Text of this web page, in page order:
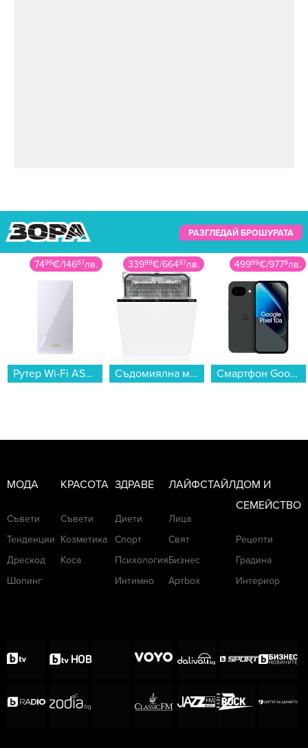
РАЗГЛЕДАЙ БРОШУРАТА
33999€/66497лв.
Съдомиялна машина за вграждане Gorenje GV643D90 , 16 комплекта, 600 Ш, мм, D...
49999€/9779лв.
Смартфон Google PIXEL 10a 128/8 OBSIDIAN , 128 GB, 8 GB...
63999€/125172лв.
Телевизор Sony K55S35B , 139 см, 3840x2160 UHD-4K , 55 inch, Android , LED , Smart TV...
МОДА
Съвети
Тенденции
Дрескод
Шопинг
КРАСОТА
Съвети
Козметика
Коса
ЗДРАВЕ
Диети
Спорт
Психология
Интимно
ЛАЙФСТАЙЛ
Лица
Свят
Бизнес
Артbox
ДОМ И
СЕМЕЙСТВО
Рецепти
Градина
Интериор